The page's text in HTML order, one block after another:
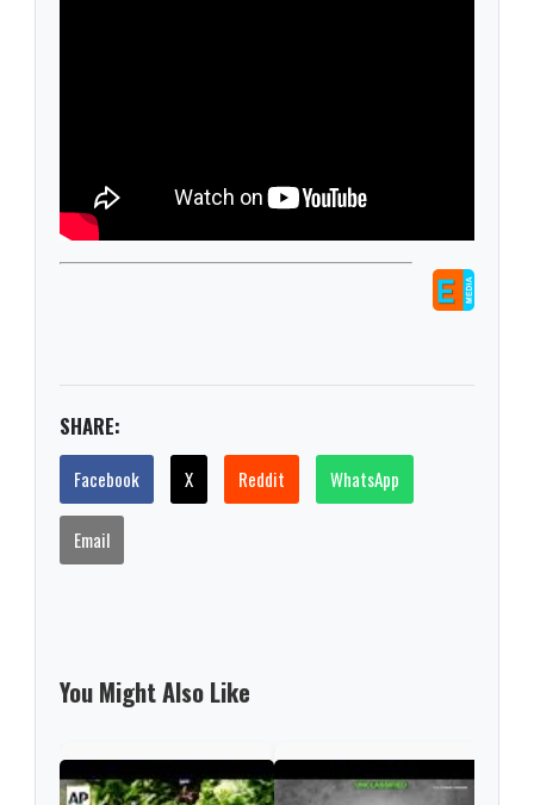
SHARE:
Facebook X Reddit WhatsApp
Email
You Might Also Like